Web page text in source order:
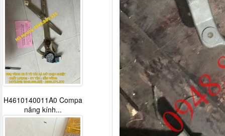
H4610140011A0 Compa
nâng kính...